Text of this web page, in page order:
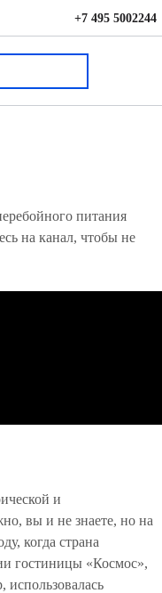
+7 495 5002244
питания
на канал, чтобы не
и
вы и не знаете, но на
когда страна
гостиницы «Космос»,